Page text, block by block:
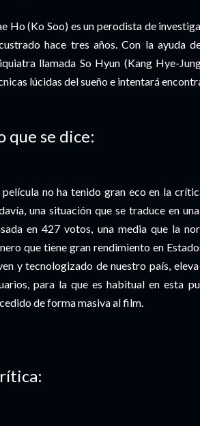
Ho (Ko Soo) es un perodista de
hace tres años. Con la ayuda
llamada So Hyun (Kang Hye-
lúcidas del sueño e intentará
que se dice:
película no ha tenido gran eco en la
una situación que se traduce en
en 427 votos, una media que la
que tiene gran rendimiento en
y tecnologizado de nuestro país,
para la que es habitual en esta
de forma masiva al film.